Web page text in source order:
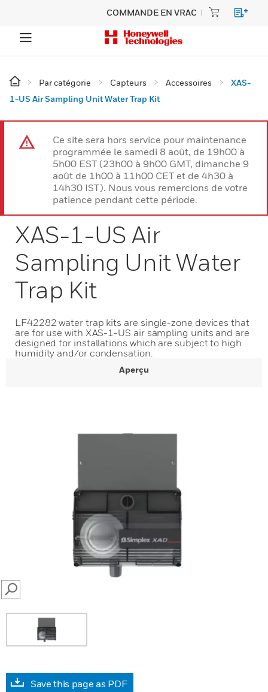
COMMANDE EN VRAC
Par catégorie Capteurs Accessoires
XAS-
1-US Air Sampling Unit Water Trap Kit
Ce site sera hors service pour maintenance
programmée le samedi 8 août, de 19h00 à
5h00 EST (23h00 à 9h00 GMT, dimanche 9
août de 1h00 à 11h00 CET et de 4h30 à
14h30 IST). Nous vous remercions de votre
patience pendant cette période.
XAS-1-US Air
Sampling Unit Water
Trap Kit
LF42282 water trap kits are single-zone devices that
are for use with XAS-1-US air sampling units and are
designed for installations which are subject to high
humidity and/or condensation.
Aperçu
SEARCH
Save this page as PDF